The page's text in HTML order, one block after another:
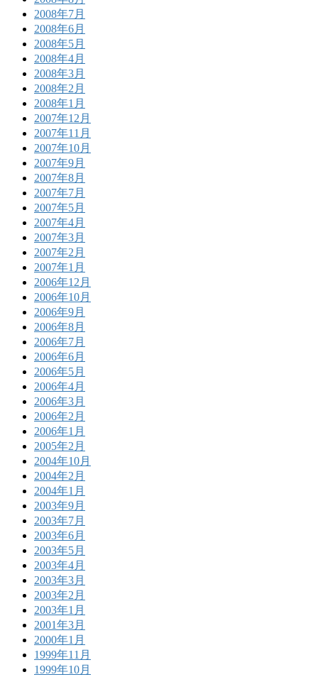
2008年7月
2008年6月
2008年5月
2008年4月
2008年3月
2008年2月
2008年1月
2007年12月
2007年11月
2007年10月
2007年9月
2007年8月
2007年7月
2007年5月
2007年4月
2007年3月
2007年2月
2007年1月
2006年12月
2006年10月
2006年9月
2006年8月
2006年7月
2006年6月
2006年5月
2006年4月
2006年3月
2006年2月
2006年1月
2005年2月
2004年10月
2004年2月
2004年1月
2003年9月
2003年7月
2003年6月
2003年5月
2003年4月
2003年3月
2003年2月
2003年1月
2001年3月
2000年1月
1999年11月
1999年10月